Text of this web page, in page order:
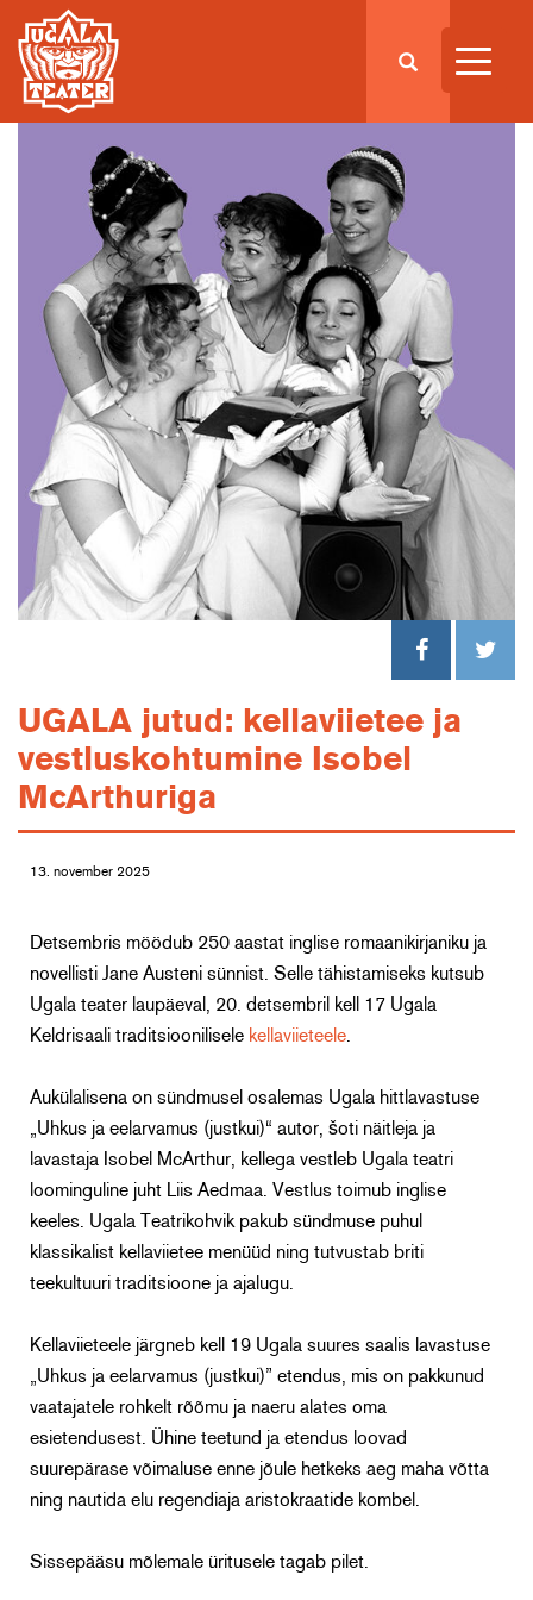
UGALA jutud: kellaviietee ja
vestluskohtumine Isobel
McArthuriga
13. november 2025
Detsembris möödub 250 aastat inglise romaanikirjaniku ja
novellisti Jane Austeni sünnist. Selle tähistamiseks kutsub
Ugala teater laupäeval, 20. detsembril kell 17 Ugala
Keldrisaali traditsioonilisele kellaviieteele
Aukülalisena on sündmusel osalemas Ugala hittlavastuse
„Uhkus ja eelarvamus (justkui)“ autor, šoti näitleja ja
lavastaja Isobel McArthur, kellega vestleb Ugala teatri
loominguline juht Liis Aedmaa. Vestlus toimub inglise
keeles. Ugala Teatrikohvik pakub sündmuse puhul
klassikalist kellaviietee menüüd ning tutvustab briti
teekultuuri traditsioone ja ajalugu.
Kellaviieteele järgneb kell 19 Ugala suures saalis lavastuse
„Uhkus ja eelarvamus (justkui)” etendus, mis on pakkunud
vaatajatele rohkelt rõõmu ja naeru alates oma
esietendusest. Ühine teetund ja etendus loovad
suurepärase võimaluse enne jõule hetkeks aeg maha võtta
ning nautida elu regendiaja aristokraatide kombel.
Sissepääsu mõlemale üritusele tagab pilet.